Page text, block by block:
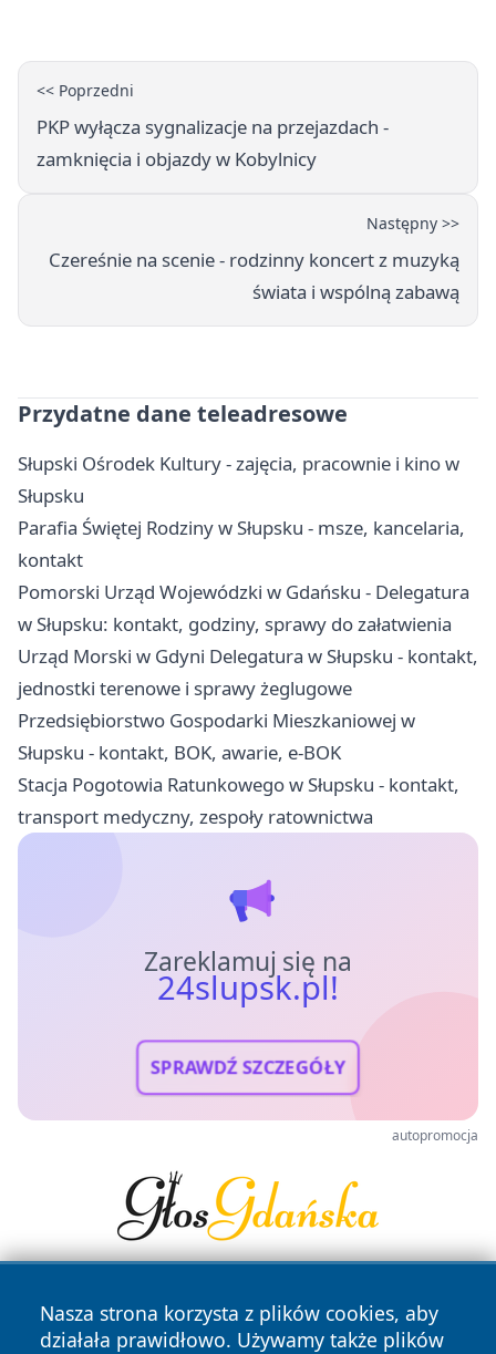
<< Poprzedni
PKP wyłącza sygnalizacje na przejazdach -
zamknięcia i objazdy w Kobylnicy
Następny >>
Czereśnie na scenie - rodzinny koncert z muzyką
świata i wspólną zabawą
Przydatne dane teleadresowe
Słupski Ośrodek Kultury - zajęcia, pracownie i kino w
Słupsku
Parafia Świętej Rodziny w Słupsku - msze, kancelaria,
kontakt
Pomorski Urząd Wojewódzki w Gdańsku - Delegatura
w Słupsku: kontakt, godziny, sprawy do załatwienia
Urząd Morski w Gdyni Delegatura w Słupsku - kontakt,
jednostki terenowe i sprawy żeglugowe
Przedsiębiorstwo Gospodarki Mieszkaniowej w
Słupsku - kontakt, BOK, awarie, e-BOK
Stacja Pogotowia Ratunkowego w Słupsku - kontakt,
transport medyczny, zespoły ratownictwa
Zareklamuj się na
24slupsk.pl!
SPRAWDŹ SZCZEGÓŁY
autopromocja
Nasza strona korzysta z plików cookies, aby
działała prawidłowo. Używamy także plików